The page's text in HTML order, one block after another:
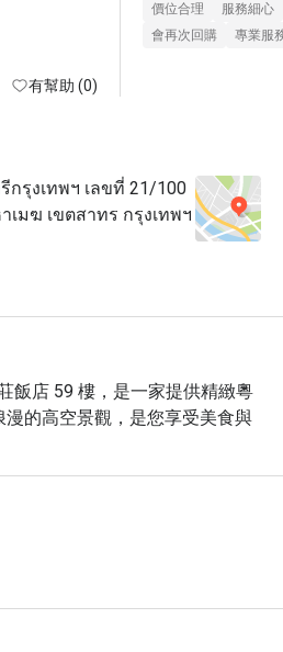
有幫助 (0)
價位合理
服務細心
會再次回購
專業服
กรุงเทพฯ เลขที่ 21/100
มฆ เขตสาทร กรุงเทพฯ
飯店 59 樓，是一家提供精緻粵
的高空景觀，是您享受美食與
會，Bai Yun 都能滿足您的需
和優質的食材聞名，招牌菜包
式精美點心，每一道菜都值得
5 折的超值優惠！讓您在高空美